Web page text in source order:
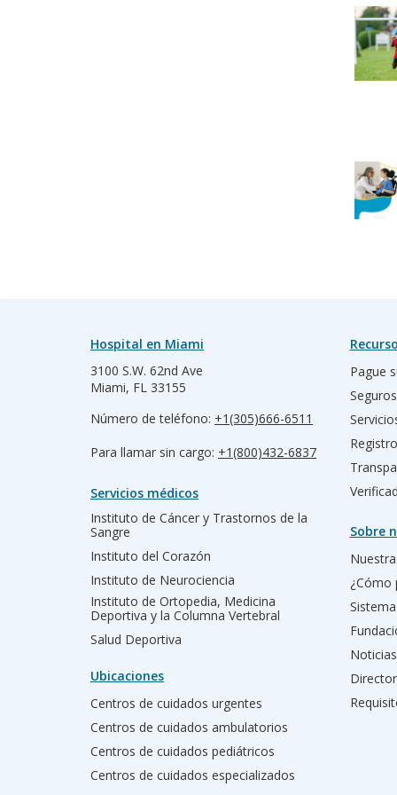
Hospital en Miami
3100 S.W. 62nd Ave
Miami, FL 33155
Número de teléfono: +1(305)666-6511
Para llamar sin cargo: +1(800)432-6837
Servicios médicos
Instituto de Cáncer y Trastornos de la
Sangre
Instituto del Corazón
Instituto de Neurociencia
Instituto de Ortopedia, Medicina
Deportiva y la Columna Vertebral
Salud Deportiva
Ubicaciones
Centros de cuidados urgentes
Centros de cuidados ambulatorios
Centros de cuidados pediátricos
Centros de cuidados especializados
Pague
Sobre
¿Cómo